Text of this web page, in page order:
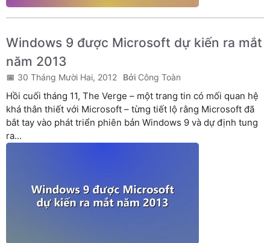
Windows 9 được Microsoft dự kiến ra mắt
năm 2013
30 Tháng Mười Hai, 2012 Công Toàn
Hồi cuối tháng 11, The Verge – một trang tin có mối quan hệ
khá thân thiết với Microsoft – từng tiết lộ rằng Microsoft đã
bắt tay vào phát triển phiên bản Windows 9 và dự định tung
ra...